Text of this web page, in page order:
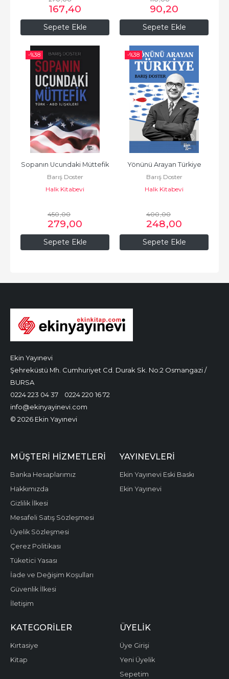
Sepete Ekle
167,40
Sepete Ekle
90,20
-%38
Sepete Ekle
Sopanın Ucundaki Müttefik
Barış Doster
Halk Kitabevi
450,00
279,00
-%38
Sepete Ekle
Yönünü Arayan Türkiye
Barış Doster
Halk Kitabevi
400,00
248,00
Ekin Yayınevi
Şehreküstü Mh. Cumhuriyet Cd. Durak Sk. No:2 Osmangazi /
BURSA
0224 223 04 37
0224 220 16 72
info@ekinyayinevi.com
© 2026 Ekin Yayınevi
MÜŞTERI HIZMETLERI
Banka Hesaplarımız
Hakkımızda
Gizlilik İlkesi
Mesafeli Satış Sözleşmesi
Üyelik Sözleşmesi
Çerez Politikası
Tüketici Yasası
İade ve Değişim Koşulları
Güvenlik İlkesi
İletişim
YAYINEVLERI
Ekin Yayınevi Eski Baskı
Ekin Yayınevi
KATEGORILER
Kırtasiye
Kitap
ÜYELIK
Üye Girişi
Yeni Üyelik
Sepetim